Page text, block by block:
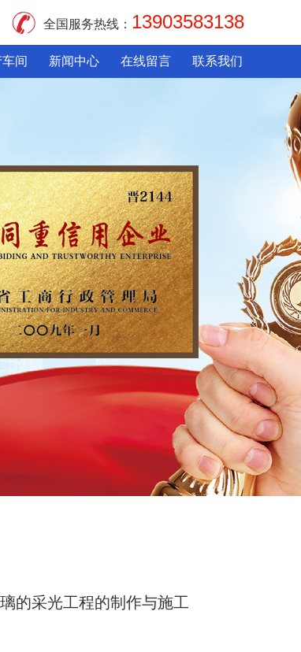
全国服务热线： 13903583138
间 新闻中心 在线留言 联系我们
的采光工程的制作与施工